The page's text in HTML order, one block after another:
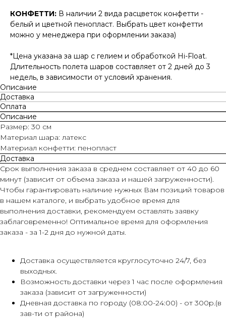
КОНФЕТТИ: В наличии 2 вида расцветок конфетти -
белый и цветной пенопласт. Выбрать цвет конфетти
можно у менеджера при оформлении заказа)
*Цена указана за шар с гелием и обработкой Hi-Float.
Длительность полета шаров составляет от 2 дней до 3
недель, в зависимости от условий хранения.
Описание
Доставка
Оплата
Описание
Размер: 30 см
Материал шара: латекс
Материал конфетти: пенопласт
Доставка
Срок выполнения заказа в среднем составляет от 40 до 60
минут (зависит от объема заказа и нашей загруженности).
Чтобы гарантировать наличие нужных Вам позиций товаров
в нашем каталоге, и выбрать удобное время для
выполнения доставки, рекомендуем оставлять заявку
заблаговременно! Оптимальное время для оформления
заказа - за 1-2 дня до нужной даты.
Доставка осуществляется круглосуточно 24/7, без
выходных.
Возможность доставки через 1 час после оформления
заказа (зависит от загруженности)
Дневная доставка по городу (08:00-24:00) - от 300р.(в
зав-ти от района)